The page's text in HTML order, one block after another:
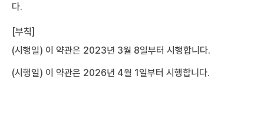
다.
[부칙]
(시행일) 이 약관은 2023년 3월 8일부터 시행합니다.
(시행일) 이 약관은 2026년 4월 1일부터 시행합니다.